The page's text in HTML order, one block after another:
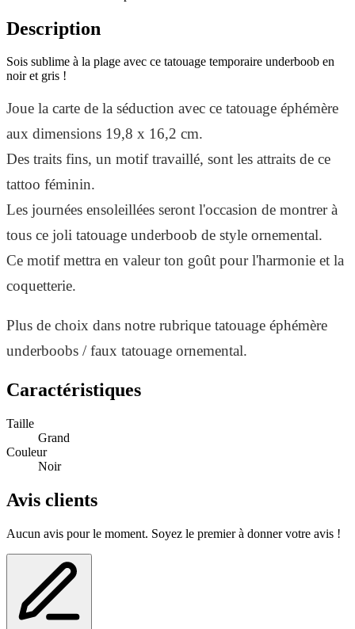
Description
Sois sublime à la plage avec ce tatouage temporaire underboob en
noir et gris !
Joue la carte de la séduction avec ce tatouage éphémère
aux dimensions 19,8 x 16,2 cm.
Des traits fins, un motif travaillé, sont les attraits de ce
tattoo féminin.
Les journées ensoleillées seront l'occasion de montrer à
tous ce joli tatouage underboob de style ornemental.
Ce motif mettra en valeur ton goût pour l'harmonie et la
coquetterie.
Plus de choix dans notre rubrique tatouage éphémère
underboobs / faux tatouage ornemental.
Caractéristiques
Taille
Grand
Couleur
Noir
Avis clients
Aucun avis pour le moment. Soyez le premier à donner votre avis !